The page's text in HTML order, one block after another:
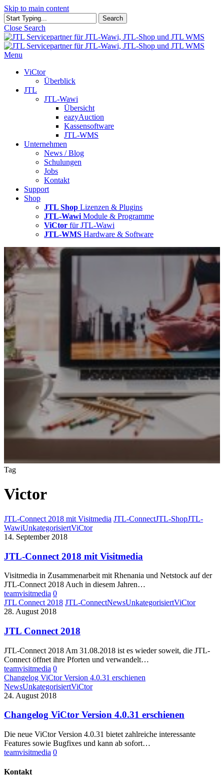
Skip to main content
Search
Close Search
Menu
ViCtor
Überblick
JTL
JTL-Wawi
Übersicht
eazyAuction
Kassensoftware
JTL-WMS
Unternehmen
News / Blog
Schulungen
Jobs
Kontakt
Support
Shop
JTL Shop Lizenzen & Plugins
JTL-Wawi Module & Programme
ViCtor für JTL-Wawi
JTL-WMS Hardware & Software
Tag
Victor
JTL-Connect 2018 mit Visitmedia JTL-ConnectJTL-ShopJTL-
WawiUnkategorisiertViCtor
14. September 2018
JTL-Connect 2018 mit Visitmedia
Visitmedia in Zusammenarbeit mit Rhenania und Netstock auf der
JTL-Connect 2018 Auch in diesem Jahren…
teamvisitmedia 0
JTL Connect 2018 JTL-ConnectNewsUnkategorisiertViCtor
28. August 2018
JTL Connect 2018
JTL-Connect 2018 Am 31.08.2018 ist es wieder soweit, die JTL-
Connect öffnet ihre Pforten und verwandelt…
teamvisitmedia 0
Changelog ViCtor Version 4.0.31 erschienen
NewsUnkategorisiertViCtor
24. August 2018
Changelog ViCtor Version 4.0.31 erschienen
Die neue ViCtor Version 4.0.31 bietet zahlreiche interessante
Features sowie Bugfixes und kann ab sofort…
teamvisitmedia 0
Kontakt